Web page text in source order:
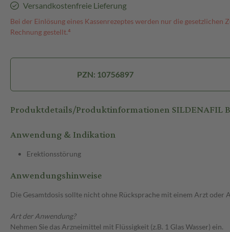
Versandkostenfreie Lieferung
Bei der Einlösung eines Kassenrezeptes werden nur die gesetzlichen
Rechnung gestellt.⁴
PZN: 10756897
Produktdetails/Produktinformationen SILDENAFIL
Anwendung & Indikation
Erektionsstörung
Anwendungshinweise
Die Gesamtdosis sollte nicht ohne Rücksprache mit einem Arzt oder
Art der Anwendung?
Nehmen Sie das Arzneimittel mit Flüssigkeit (z.B. 1 Glas Wasser) ein.